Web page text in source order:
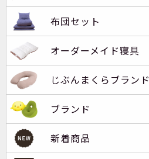
布団セット
オーダーメイド寝具
じぶんまくらブランド
ブランド
新着商品